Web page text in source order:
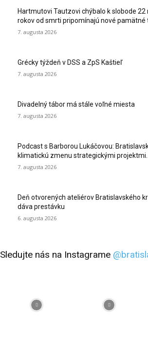
Hartmutovi Tautzovi chýbalo k slobode
rokov od smrti pripomínajú nové pamätné
7. augusta 2026
Grécky týždeň v DSS a ZpS Kaštieľ
7. augusta 2026
Divadelný tábor má stále voľné miesta
7. augusta 2026
Podcast s Barborou Lukáčovou:
klimatickú zmenu strategickými projektmi.
7. augusta 2026
Deň otvorených ateliérov Bratislavského
dáva prestávku
6. augusta 2026
Sledujte nás na Instagrame